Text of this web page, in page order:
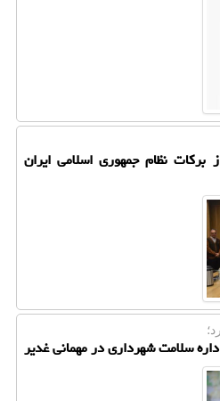
نظام جمهوری اسلامی ایران
سلامت شهرداری در مهمانی غدیر